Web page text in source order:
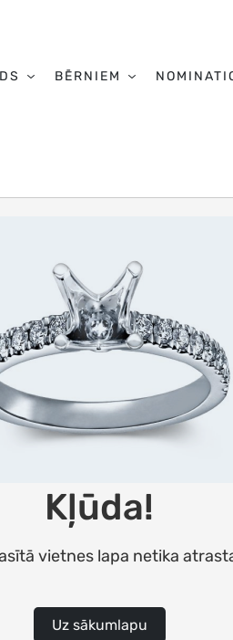
BĒRNIEM
Kļūda!
vietnes lapa netika
Uz sākumlapu